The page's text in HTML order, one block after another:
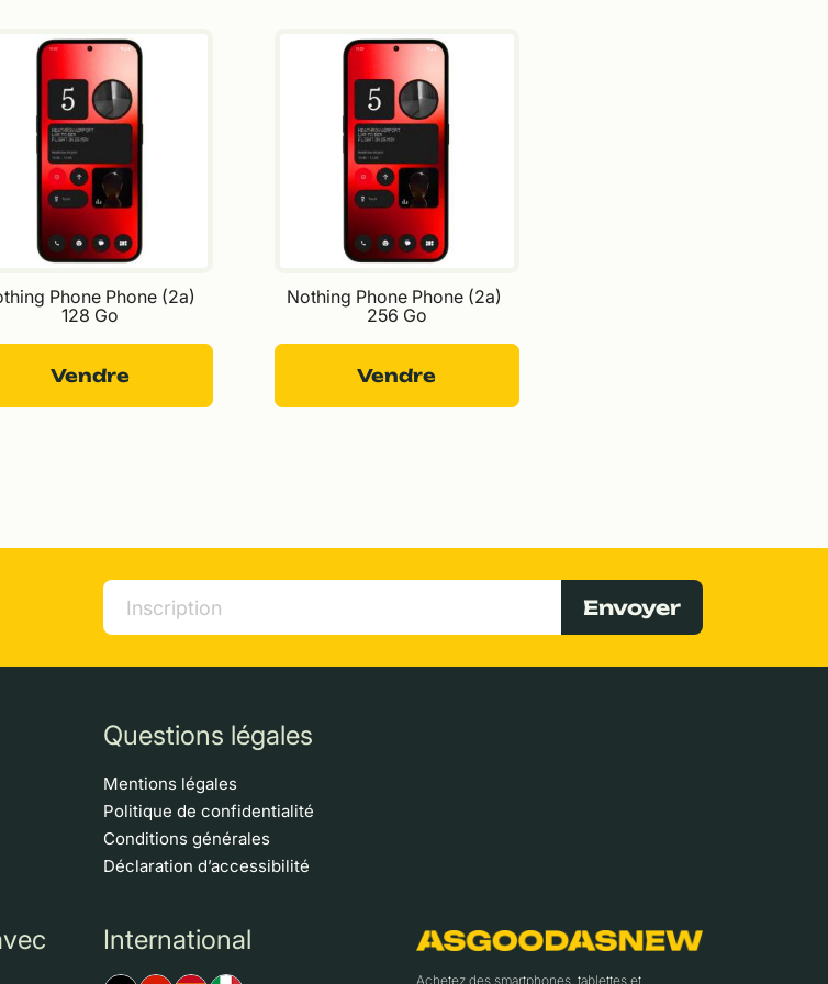
Phone Phone (2a)
128 Go
Vendre
Nothing Phone Phone (2a)
256 Go
Vendre
Envoyer
Questions légales
Mentions légales
Politique de confidentialité
Conditions générales
Déclaration d’accessibilité
International
Achetez des smartphones, tablettes et